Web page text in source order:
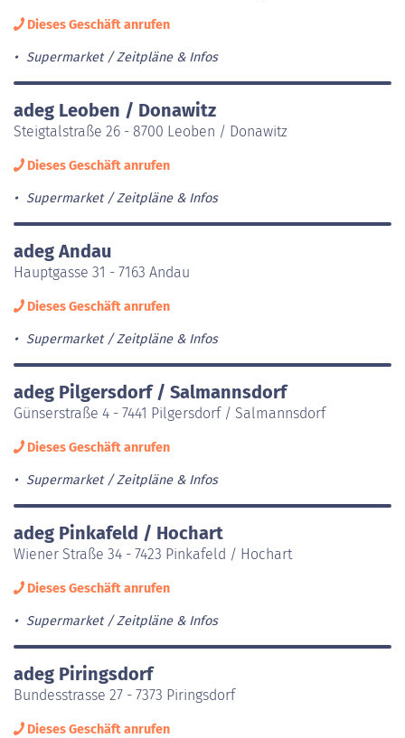
Dieses Geschäft anrufen
Supermarket Zeitpläne & Infos
adeg Leoben / Donawitz
Steigtalstraße 26 - 8700 Leoben / Donawitz
Dieses Geschäft anrufen
Supermarket Zeitpläne & Infos
adeg Andau
Hauptgasse 31 - 7163 Andau
Dieses Geschäft anrufen
Supermarket Zeitpläne & Infos
adeg Pilgersdorf / Salmannsdorf
Günserstraße 4 - 7441 Pilgersdorf / Salmannsdorf
Dieses Geschäft anrufen
Supermarket Zeitpläne & Infos
adeg Pinkafeld / Hochart
Wiener Straße 34 - 7423 Pinkafeld / Hochart
Dieses Geschäft anrufen
Supermarket Zeitpläne & Infos
adeg Piringsdorf
Bundesstrasse 27 - 7373 Piringsdorf
Dieses Geschäft anrufen